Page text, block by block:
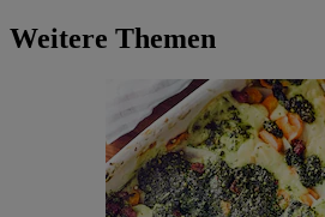
Weitere Themen